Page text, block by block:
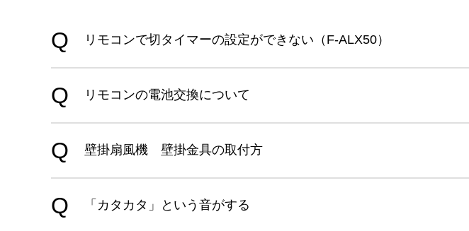
リモコンで切タイマーの設定ができない（F-ALX50）
リモコンの電池交換について
壁掛扇風機 壁掛金具の取付方
「カタカタ」という音がする